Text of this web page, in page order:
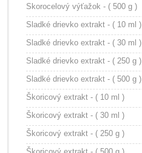
Skorocelový výťažok - ( 500 g )
Sladké drievko extrakt - ( 10 ml )
Sladké drievko extrakt - ( 30 ml )
Sladké drievko extrakt - ( 250 g )
Sladké drievko extrakt - ( 500 g )
Škoricový extrakt - ( 10 ml )
Škoricový extrakt - ( 30 ml )
Škoricový extrakt - ( 250 g )